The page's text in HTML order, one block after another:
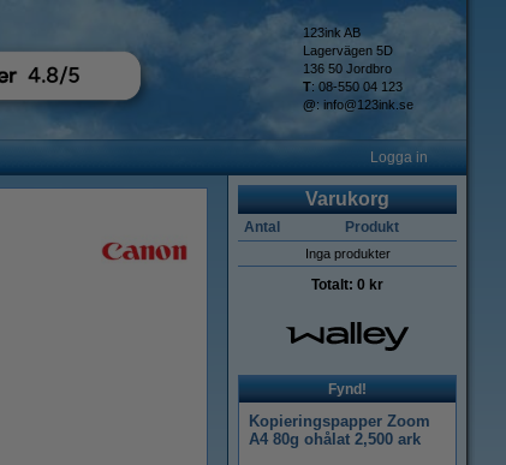
123ink AB
Lagervägen 5D
136 50 Jordbro
T: 08-550 04 123
@: info@123ink.se
Logga in
Varukorg
Antal Produkt
Inga produkter
Totalt: 0 kr
Fynd!
Kopieringspapper Zoom
A4 80g ohålat 2,500 ark